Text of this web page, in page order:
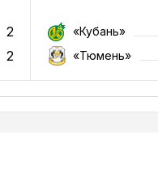
2
2
«Кубань»
«Тюмень»